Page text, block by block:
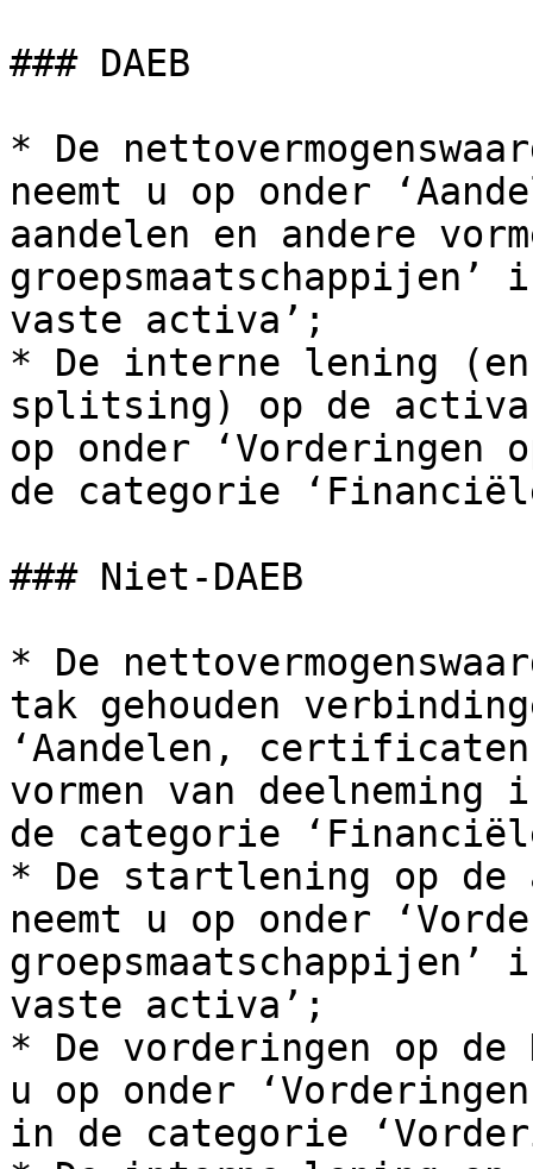
### DAEB
* De
neemt u op onder
aandelen en andere
vaste activa’;
* De interne lening
splitsing) op de
op onder ‘Vorderingen
de categorie
### Niet-DAEB
* De
tak gehouden
‘Aandelen, certificaten
vormen van deelneming
de categorie
* De startlening op de
neemt u op onder
vaste activa’;
* De vorderingen op de
u op onder
in de categorie